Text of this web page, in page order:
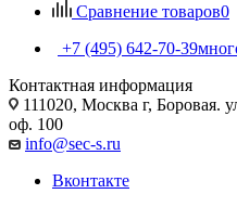
Сравнение товаров0
+7 (495) 642-70-39
Контактная информация
111020, Москва г, Боровая.
оф. 100
info@sec-s.ru
Вконтакте